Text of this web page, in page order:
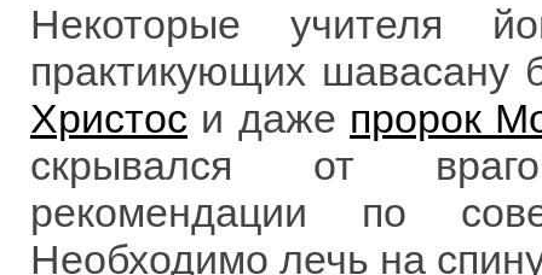
Некоторые учителя
практикующих
Христос и даже пророк
скрывался от
рекомендации по
Необходимо лечь на